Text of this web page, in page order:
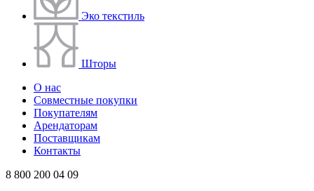
Эко текстиль
Шторы
О нас
Совместные покупки
Покупателям
Арендаторам
Поставщикам
Контакты
8 800 200 04 09